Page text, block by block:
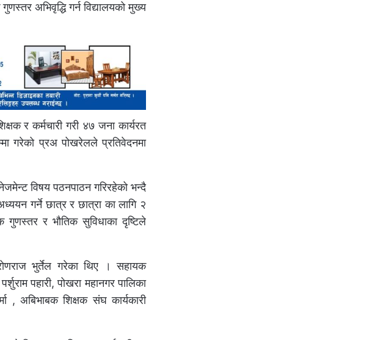
अभिवृद्धि गर्न विद्यालयको मुख्य
र कर्मचारी गरी ४७ जना कार्यरत
गरेको प्रअ पोखरेलले प्रतिवेदनमा
विषय पठनपाठन गरिरहेको भन्दै
गर्ने छात्र र छात्रा का लागि २
गुणस्तर र भौतिक सुविधाका दृष्टिले
भुर्तेल गरेका थिए । सहायक
पहारी, पोखरा महानगर पालिका
, अबिभाबक शिक्षक संघ कार्यकारी